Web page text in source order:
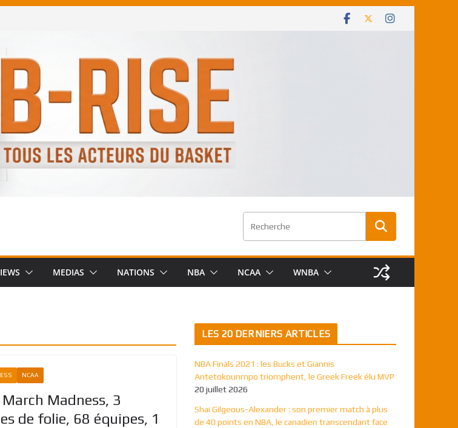
MEDIAS NATIONS NBA NCAA WNBA
NCAA
March Madness, 3
de folie, 68 équipes, 1
LES 20 DERNIERS ARTICLES
NBA Finals 2021 : les Bucks et Giannis
Antetokounmpo triomphent, le Greek Freek élu MVP
20 juillet 2026
Shai Gilgeous-Alexander : son premier match à plus
de 40 points en NBA, le canadien transcendant face